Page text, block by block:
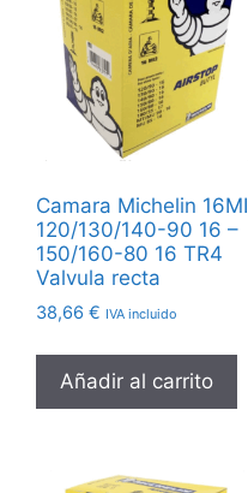
Camara Michelin 16MI
120/130/140-90 16 –
150/160-80 16 TR4
Valvula recta
38,66 € IVA incluido
Añadir al carrito